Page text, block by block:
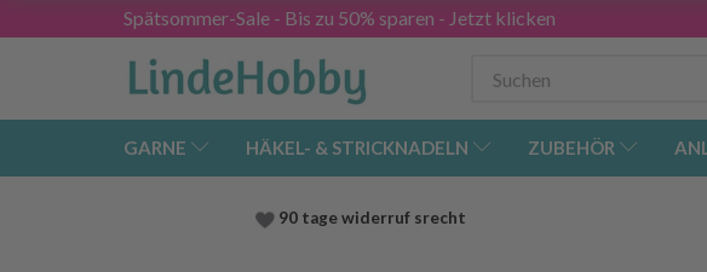
Spätsommer-Sale - Bis zu 50% sparen - Jetzt klicken
GARNE HÄKEL- & STRICKNADELN ZUBEHÖR
90 tage widerruf srecht